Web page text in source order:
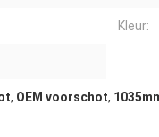
Kleur:
, OEM voorschot,